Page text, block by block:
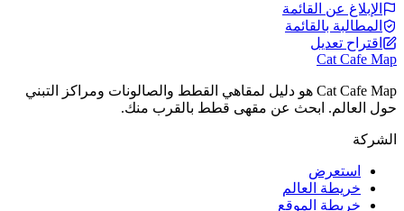
الإبلاغ عن القائمة
المطالبة بالقائمة
اقتراح تعديل
Cat Cafe Map
Cat Cafe Map هو دليل لمقاهي القطط والصالونات ومراكز التبني
حول العالم. ابحث عن مقهى قطط بالقرب منك.
الشركة
استعرض
خريطة العالم
خريطة الموقع